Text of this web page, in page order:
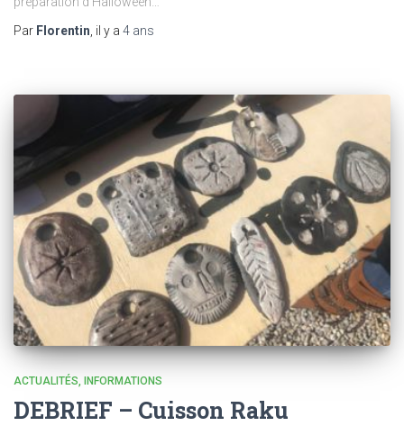
Par Florentin , il y a 4 ans
ACTUALITÉS INFORMATIONS
DEBRIEF – Cuisson Raku